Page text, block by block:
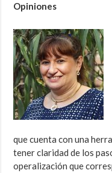
Opiniones
que cuenta con una
tener claridad de los
operalización que